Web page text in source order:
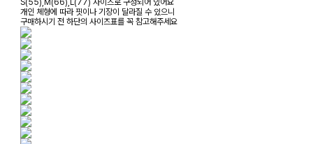
S(55),M(66),L(77) 사이즈로 구성되어 있어요
개인 체형에 따라 핏이나 기장이 달라질 수 있으니
구매하시기 전 하단의 사이즈표를 꼭 참고해주세요